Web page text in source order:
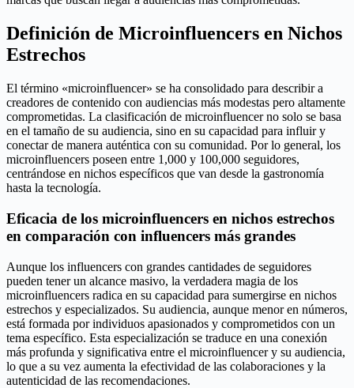
Definición de Microinfluencers en Nichos
Estrechos
El término «microinfluencer» se ha consolidado para describir a
creadores de contenido con audiencias más modestas pero altamente
comprometidas. La clasificación de microinfluencer no solo se basa
en el tamaño de su audiencia, sino en su capacidad para influir y
conectar de manera auténtica con su comunidad. Por lo general, los
microinfluencers poseen entre 1,000 y 100,000 seguidores,
centrándose en nichos específicos que van desde la gastronomía
hasta la tecnología.
Eficacia de los microinfluencers en nichos estrechos
en comparación con influencers más grandes
Aunque los influencers con grandes cantidades de seguidores
pueden tener un alcance masivo, la verdadera magia de los
microinfluencers radica en su capacidad para sumergirse en nichos
estrechos y especializados. Su audiencia, aunque menor en números,
está formada por individuos apasionados y comprometidos con un
tema específico. Esta especialización se traduce en una conexión
más profunda y significativa entre el microinfluencer y su audiencia,
lo que a su vez aumenta la efectividad de las colaboraciones y la
autenticidad de las recomendaciones.